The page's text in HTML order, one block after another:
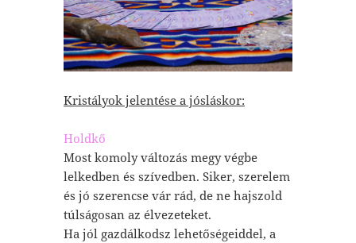
Kristályok jelentése a jósláskor:
Holdkő
Most komoly változás megy végbe
lelkedben és szívedben. Siker, szerelem
és jó szerencse vár rád, de ne hajszold
túlságosan az élvezeteket.
Ha jól gazdálkodsz lehetőségeiddel, a